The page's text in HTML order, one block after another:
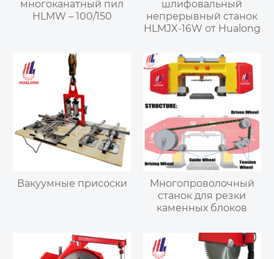
многоканатный пил
HLMW – 100/150
шлифовальный
непрерывный станок
HLMJX-16W от Hualong
Вакуумные присоски
Многопроволочный
станок для резки
каменных блоков